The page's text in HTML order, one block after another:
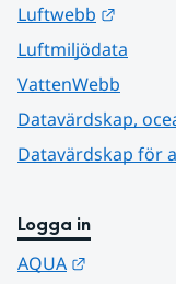
Luftwebb
Luftmiljödata
VattenWebb
Datavärdskap,
Datavärdskap för
Logga in
AQUA